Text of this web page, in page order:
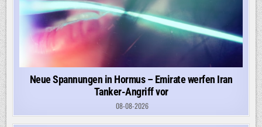
Neue Spannungen in Hormus – Emirate werfen Iran
Tanker-Angriff vor
08-08-2026